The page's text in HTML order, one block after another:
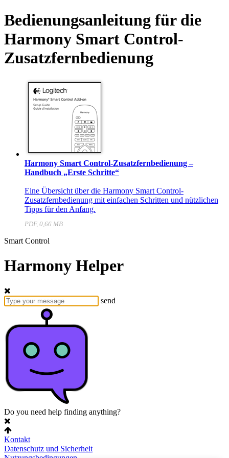
Bedienungsanleitung für die
Harmony Smart Control-
Zusatzfernbedienung
Harmony Smart Control-Zusatzfernbedienung –
Handbuch „Erste Schritte“
Eine Übersicht über die Harmony Smart Control-
Zusatzfernbedienung mit einfachen Schritten und nützlichen
Tipps für den Anfang.
PDF, 0,66 MB
Smart Control
Harmony Helper
send
Do you need help finding anything?
Kontakt
Datenschutz und Sicherheit